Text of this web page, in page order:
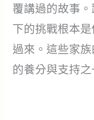
覆講過的故事
下的挑戰根本
過來。這些家
的養分與支持之